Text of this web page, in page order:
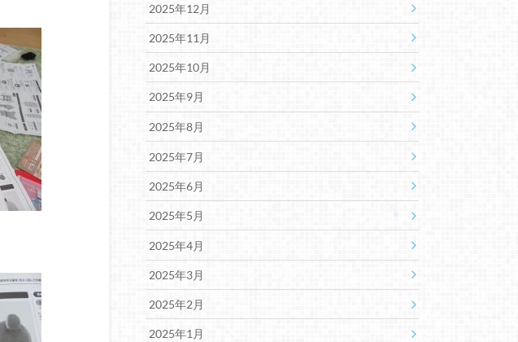
2025年12月
2025年11月
2025年10月
2025年9月
2025年8月
2025年7月
2025年6月
2025年5月
2025年4月
2025年3月
2025年2月
2025年1月